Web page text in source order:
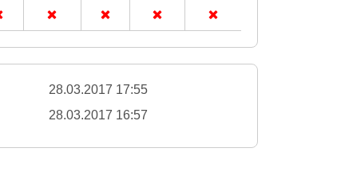
28.03.2017 17:55
28.03.2017 16:57